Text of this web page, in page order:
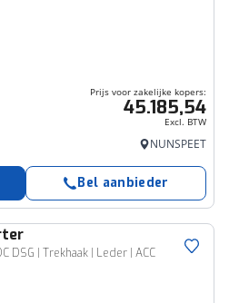
Prijs voor zakelijke kopers:
45.185,54
Excl. BTW
NUNSPEET
Bel aanbieder
DSG | Trekhaak | Leder | ACC